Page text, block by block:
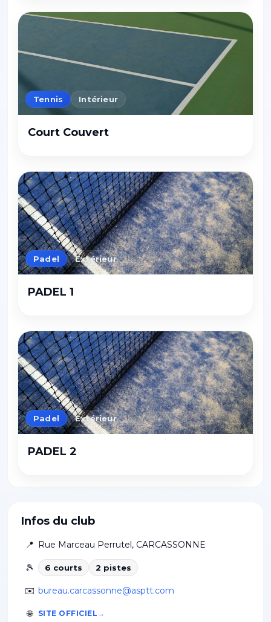
Infos du club
📍 Rue Marceau Perrutel, CARCASSONNE
🎾 6 courts 2 pistes
✉️ bureau.carcassonne@asptt.com
🌐 SITE OFFICIEL
Tennis Intérieur
Court Couvert
Padel Extérieur
PADEL 1
Padel Extérieur
PADEL 2